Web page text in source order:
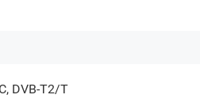
DVB-T2/T